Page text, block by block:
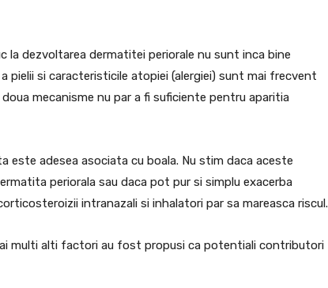
la dezvoltarea dermatitei periorale nu sunt inca bine
pielii si caracteristicile atopiei (alergiei) sunt mai frecvent
mecanisme nu par a fi suficiente pentru aparitia
adesea asociata cu boala. Nu stim daca aceste
periorala sau daca pot pur si simplu exacerba
intranazali si inhalatori par sa mareasca riscul.
multi alti factori au fost propusi ca potentiali contributori